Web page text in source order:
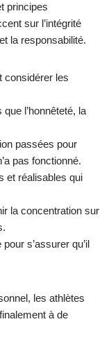
en respectant
et de respect. Ces
améliorent la
les athlètes à
auto-réflexion
choix moraux.
crée un
et l’impact
morale.